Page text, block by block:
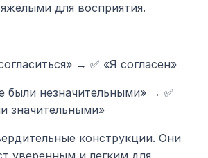
для восприятия.
→ ✅ «Я согласен»
были незначительными» → ✅
значительными»
конструкции. Они